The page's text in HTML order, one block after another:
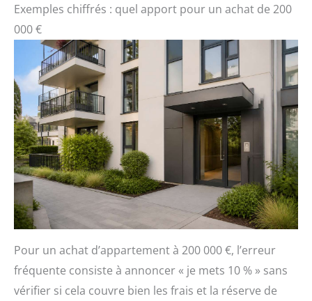
Exemples chiffrés : quel apport pour un achat de 200
000 €
Pour un achat d’appartement à 200 000 €, l’erreur
fréquente consiste à annoncer « je mets 10 % » sans
vérifier si cela couvre bien les frais et la réserve de